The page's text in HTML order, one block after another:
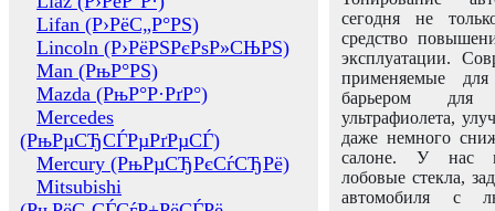
Lifan (Р›РёС„Р°РЅ)
Lincoln (Р›РёРЅРєРѕР»СЊРЅ)
Man (РњР°РЅ)
Mazda (РњР°Р·РґР°)
Mercedes
(РњРµСЂСЃРµРґРµСЃ)
Mercury (РњРµСЂРєСѓСЂРё)
Mitsubishi
сегодня не
средство
эксплуатации.
применяемые
барьером для
ультрафиолета,
даже немного
салоне. У нас
лобовые стекла,
автомобиля с